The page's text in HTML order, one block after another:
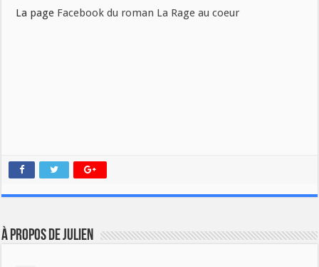
La page Facebook du roman La Rage au coeur
À propos de Julien